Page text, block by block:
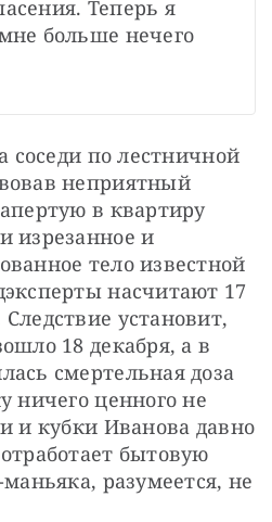
Теперь я
больше нечего
соседи по лестничной
неприятный
в квартиру
изрезанное и
тело известной
насчитают 17
установит,
18 декабря, а в
смертельная доза
ничего ценного не
и кубки Иванова давно
бытовую
разумеется, не